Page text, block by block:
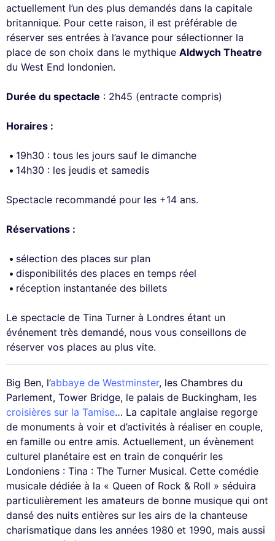
actuellement l’un des plus demandés dans la capitale
britannique. Pour cette raison, il est préférable de
réserver ses entrées à l’avance pour sélectionner la
place de son choix dans le mythique Aldwych Theatre
du West End londonien.
Durée du spectacle : 2h45 (entracte compris)
Horaires :
19h30 : tous les jours sauf le dimanche
14h30 : les jeudis et samedis
Spectacle recommandé pour les +14 ans.
Réservations :
sélection des places sur plan
disponibilités des places en temps réel
réception instantanée des billets
Le spectacle de Tina Turner à Londres étant un
événement très demandé, nous vous conseillons de
réserver vos places au plus vite.
Big Ben, l’abbaye de Westminster, les Chambres du
Parlement, Tower Bridge, le palais de Buckingham, les
croisières sur la Tamise… La capitale anglaise regorge
de monuments à voir et d’activités à réaliser en couple,
en famille ou entre amis. Actuellement, un évènement
culturel planétaire est en train de conquérir les
Londoniens : Tina : The Turner Musical. Cette comédie
musicale dédiée à la « Queen of Rock & Roll » séduira
particulièrement les amateurs de bonne musique qui ont
dansé des nuits entières sur les airs de la chanteuse
charismatique dans les années 1980 et 1990, mais aussi